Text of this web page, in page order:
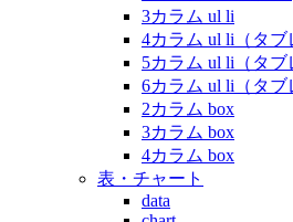
3カラム ul li
4カラム ul li（タブ
5カラム ul li（タブ
6カラム ul li（タブ
2カラム box
3カラム box
4カラム box
表・チャート
data